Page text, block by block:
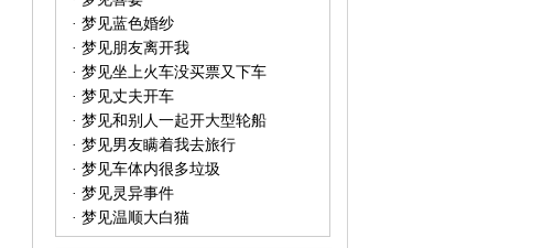
· 梦见蓝色婚纱
· 梦见朋友离开我
· 梦见坐上火车没买票又下车
· 梦见丈夫开车
· 梦见和别人一起开大型轮船
· 梦见男友瞒着我去旅行
· 梦见车体内很多垃圾
· 梦见灵异事件
· 梦见温顺大白猫